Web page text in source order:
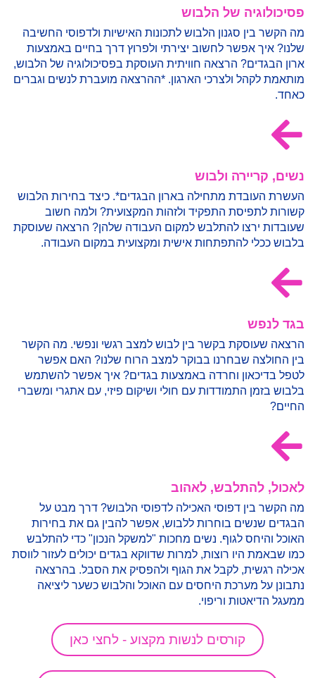
פסיכולוגיה של הלבוש
מה הקשר בין סגנון הלבוש לתכונות האישיות ולדפוסי החשיבה
שלנו? איך אפשר לחשוב יצירתי ולפרוץ דרך בחיים באמצעות
ארון הבגדים? הרצאה חוויתית העוסקת בפסיכולוגיה של הלבוש,
מותאמת לקהל ולצרכי הארגון. *ההרצאה מועברת לנשים וגברים
כאחד.
נשים, קריירה ולבוש
העשרת העובדת מתחילה בארון הבגדים*. כיצד בחירות הלבוש
קשורות לתפיסת התפקיד ולזהות המקצועית? ולמה חשוב
שעובדות ירצו להתלבש למקום העבודה שלהן? הרצאה שעוסקת
בלבוש ככלי להתפתחות אישית ומקצועית במקום העבודה.
בגד לנפש
הרצאה שעוסקת בקשר בין לבוש למצב רגשי ונפשי. מה הקשר
בין החולצה שבחרנו בבוקר למצב הרוח שלנו? האם אפשר
לטפל בדיכאון וחרדה באמצעות בגדים? איך אפשר להשתמש
בלבוש בזמן התמודדות עם חולי ושיקום פיזי, עם אתגרי ומשברי
החיים?
לאכול, להתלבש, לאהוב
מה הקשר בין דפוסי האכילה לדפוסי הלבוש? דרך מבט על
הבגדים שנשים בוחרות ללבוש, אפשר להבין גם את בחירות
האוכל והיחס לגוף. נשים מחכות "למשקל הנכון" כדי להתלבש
כמו שבאמת היו רוצות, למרות שדווקא בגדים יכולים לעזור לווסת
אכילה רגשית, לקבל את הגוף ולהפסיק את הסבל. בהרצאה
נתבונן על מערכת היחסים עם האוכל והלבוש כשער ליציאה
ממעגל הדיאטות וריפוי.
קורסים לנשות מקצוע - לחצי כאן